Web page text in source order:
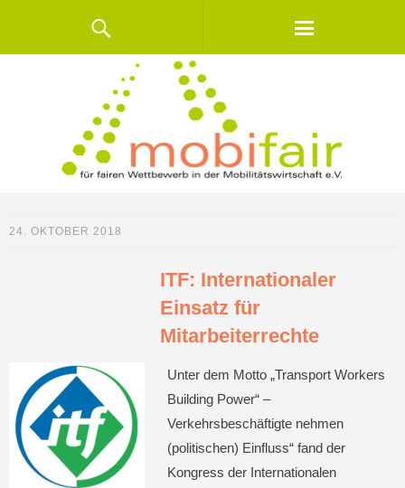
24. OKTOBER 2018
ITF: Internationaler
Einsatz für
Mitarbeiterrechte
Unter dem Motto „Transport Workers
Building Power“ –
Verkehrsbeschäftigte nehmen
(politischen) Einfluss“ fand der
Kongress der Internationalen